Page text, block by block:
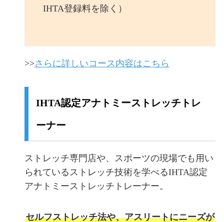
IHTA登録料を除く）
>>さらに詳しいコース内容はこちら
IHTA認定アナトミーストレッチトレ
ーナー
ストレッチ専門店や、スポーツの現場でも用い
られているストレッチ技術を学べるIHTA認定
アナトミーストレッチトレーナー。
セルフストレッチ法や、アスリートにニーズが